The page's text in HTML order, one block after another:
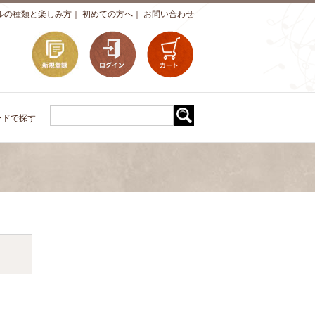
お問い合わせ
初めての方へ
の種類と楽しみ方
ドで探す